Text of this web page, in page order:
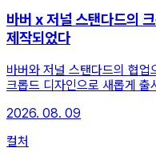
바버 x 저널 스탠다드의
제작되었다
바버와 저널 스탠다드의 협업
크롭드 디자인으로 새롭게 출
2026. 08. 09
컬처